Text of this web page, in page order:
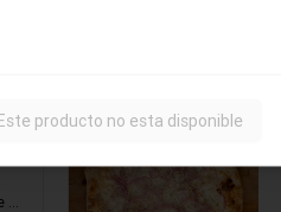
producto no esta disponible